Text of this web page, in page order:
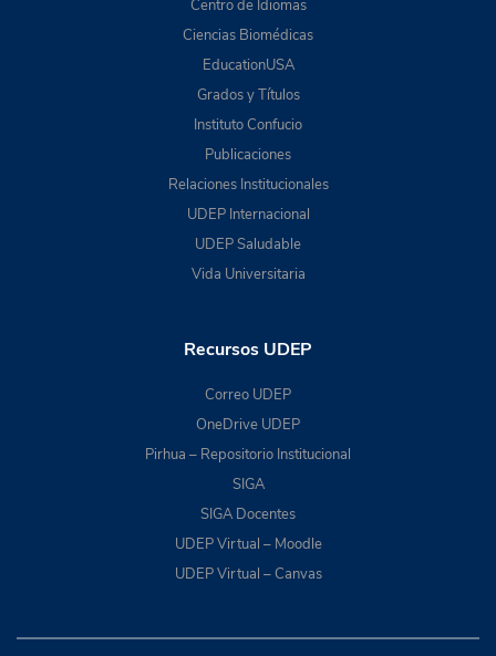
Centro de Idiomas
Ciencias Biomédicas
EducationUSA
Grados y Títulos
Instituto Confucio
Publicaciones
Relaciones Institucionales
UDEP Internacional
UDEP Saludable
Vida Universitaria
Recursos UDEP
Correo UDEP
OneDrive UDEP
Pirhua – Repositorio Institucional
SIGA
SIGA Docentes
UDEP Virtual – Moodle
UDEP Virtual – Canvas